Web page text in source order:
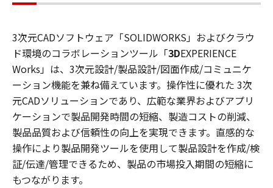
3次元CADソフトウェア「SOLIDWORKS」およびクラウ
ド環境のコラボレーションツール「3DEXPERIENCE
Works」は、3次元設計/製品設計/図面作成/コミュニケ
ーション機能を兼ね備えています。操作性に優れた 3次
元CADソリューションであり、広範な業界およびアプリ
ケーションで製品開発時間の短縮、製造コストの削減、
製品品質および信頼性の向上を実現できます。直感的な
操作により製品開発ツールを使用して製品設計を作成/検
証/伝達/管理できるため、製品の市場投入期間の短縮に
もつながります。